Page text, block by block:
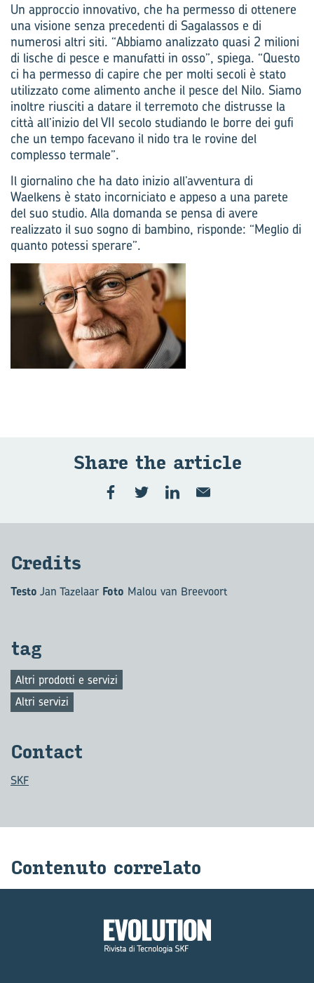
Un approccio innovativo, che ha permesso di ottenere
una visione senza precedenti di Sagalassos e di
numerosi altri siti. “Abbiamo analizzato quasi 2 milioni
di lische di pesce e manufatti in osso”, spiega. “Questo
ci ha permesso di capire che per molti secoli è stato
utilizzato come alimento anche il pesce del Nilo. Siamo
inoltre riusciti a datare il terremoto che distrusse la
città all’inizio del VII secolo studiando le borre dei gufi
che un tempo facevano il nido tra le rovine del
complesso termale”.
Il giornalino che ha dato inizio all’avventura di
Waelkens è stato incorniciato e appeso a una parete
del suo studio. Alla domanda se pensa di avere
realizzato il suo sogno di bambino, risponde: “Meglio di
quanto potessi sperare”.
Share the ar­ti­cle
Cre­di­ts
Testo Jan Tazelaar Foto Malou van Breevoort
tag
Altri prodotti e servizi
Altri servizi
Con­tact
SKF
Con­te­nu­to cor­re­la­to